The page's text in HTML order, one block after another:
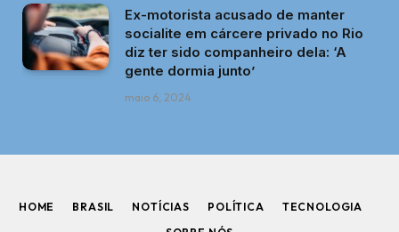
Ex-motorista acusado de manter
socialite em cárcere privado no Rio
diz ter sido companheiro dela: ‘A
gente dormia junto’
maio 6, 2024
HOME BRASIL NOTÍCIAS POLÍTICA
TECNOLOGIA